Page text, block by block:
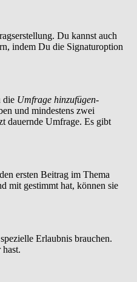
Du kannst auch
indem Du die Signaturoption
die Umfrage hinzufügen-
und mindestens zwei
dauernde Umfrage. Es gibt
ersten Beitrag im Thema
mit gestimmt hat, können sie
Erlaubnis brauchen.